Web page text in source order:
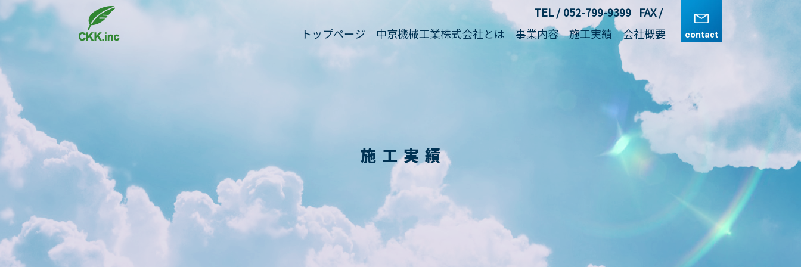
TEL 052-799-9399 FAX
トップページ
中京機械工業株式会社とは 事業内容 施工実績 会社概要
TEL 052-799-9399 FAX
トップページ
中京機械工業株式会社とは 事業内容 施工実績 会社概要
施工実績